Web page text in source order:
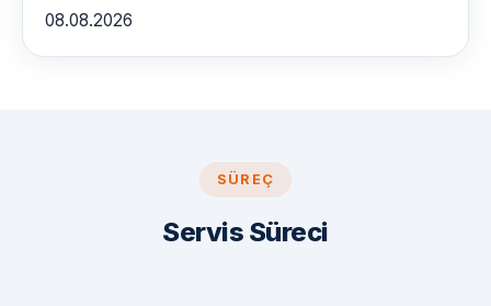
08.08.2026
SÜREÇ
Servis Süreci